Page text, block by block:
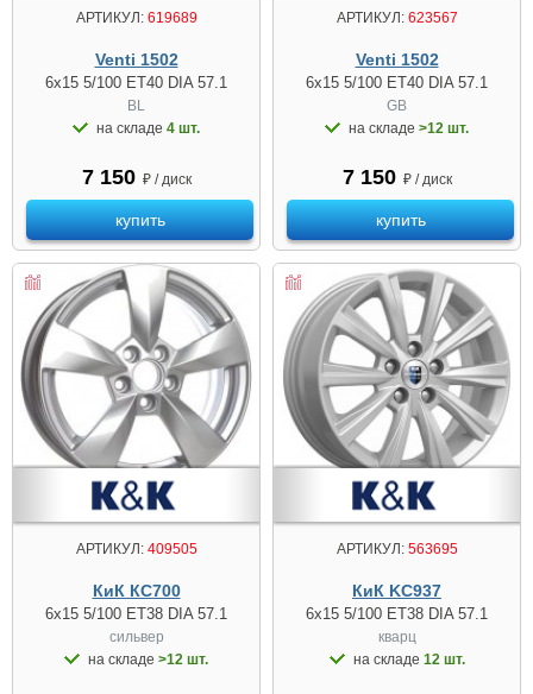
АРТИКУЛ:619689
Venti 1502
6x15 5/100 ET40 DIA 57.1
BL
на складе 4 шт.
7 150 ₽ / диск
купить
АРТИКУЛ:623567
Venti 1502
6x15 5/100 ET40 DIA 57.1
GB
на складе >12 шт.
7 150 ₽ / диск
купить
АРТИКУЛ:409505
КиК КС700
6x15 5/100 ET38 DIA 57.1
сильвер
на складе >12 шт.
АРТИКУЛ:563695
КиК KC937
6x15 5/100 ET38 DIA 57.1
кварц
на складе 12 шт.